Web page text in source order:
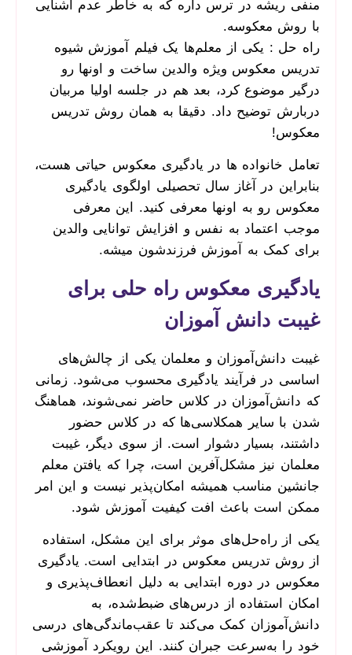
منفی ریشه در ترس داره که به خاطر عدم آشنایی
با روش معکوسه.
راه حل : یکی از معلم‌ها یک فیلم آموزش شیوه
تدریس معکوس ویژه والدین ساخت و اونها رو
درگیر موضوع کرد، بعد هم در جلسه اولیا مربیان
دربارش توضیح داد. دقیقا به همان روش تدریس
معکوس!
تعامل خانواده ها در یادگیری معکوس حیاتی هست،
بنابراین در آغاز سال تحصیلی اولگوی یادگیری
معکوس رو به اونها معرفی کنید. این معرفی
موجب اعتماد به نفس و افزایش توانایی والدین
برای کمک به آموزش فرزندشون میشه.
یادگیری معکوس راه حلی برای
غیبت دانش آموزان
غیبت دانش‌آموزان و معلمان یکی از چالش‌های
اساسی در فرآیند یادگیری محسوب می‌شود. زمانی
که دانش‌آموزان در کلاس حاضر نمی‌شوند، هماهنگ
شدن با سایر همکلاسی‌ها که در کلاس حضور
داشتند، بسیار دشوار است. از سوی دیگر، غیبت
معلمان نیز مشکل‌آفرین است، چرا که یافتن معلم
جانشین مناسب همیشه امکان‌پذیر نیست و این امر
ممکن است باعث افت کیفیت آموزش شود.
یکی از راه‌حل‌های موثر برای این مشکل، استفاده
از روش تدریس معکوس در ابتدایی است. یادگیری
معکوس در دوره ابتدایی به دلیل انعطاف‌پذیری و
امکان استفاده از درس‌های ضبط‌شده، به
دانش‌آموزان کمک می‌کند تا عقب‌ماندگی‌های درسی
خود را به‌سرعت جبران کنند. این رویکرد آموزشی